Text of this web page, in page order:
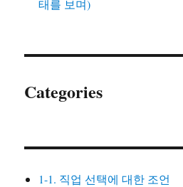
책)
태를 보며)
Categories
1-1. 직업 선택에 대한 조언